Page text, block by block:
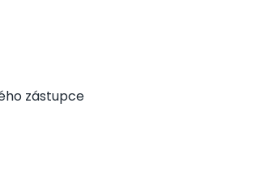
zástupce